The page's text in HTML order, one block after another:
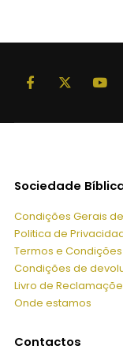
Sociedade
Condições Gerais
Politica de
Termos e Condições
Condições de
Livro de
Onde estamos
Contactos